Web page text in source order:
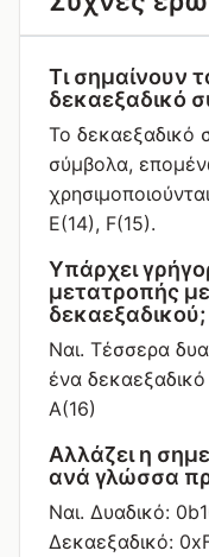
Τι σημαίνουν
δεκαεξαδικό
Το δεκαεξαδικό
σύμβολα,
E(14), F(15).
Υπάρχει
μετατροπής
δεκαεξαδικού;
Ναι. Τέσσερα
ένα
A(16)
Αλλάζει η
ανά γλώσσα
Ναι. Δυαδικό:
Δεκαεξαδικό: